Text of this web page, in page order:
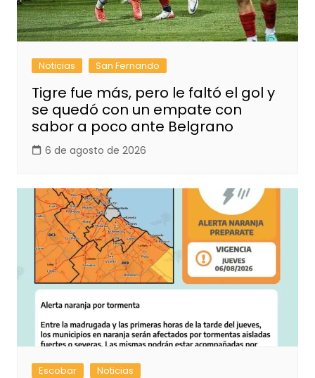
Noticias San Fernando
Tigre fue más, pero le faltó el gol y
se quedó con un empate con
sabor a poco ante Belgrano
6 de agosto de 2026
Escobar Noticias